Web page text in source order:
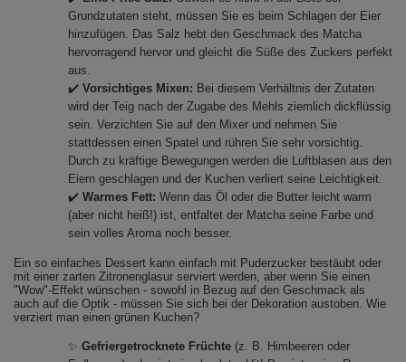
Grundzutaten steht, müssen Sie es beim Schlagen der Eier
hinzufügen. Das Salz hebt den Geschmack des Matcha
hervorragend hervor und gleicht die Süße des Zuckers perfekt
aus.
✔️ Vorsichtiges Mixen: Bei diesem Verhältnis der Zutaten
wird der Teig nach der Zugabe des Mehls ziemlich dickflüssig
sein. Verzichten Sie auf den Mixer und nehmen Sie
stattdessen einen Spatel und rühren Sie sehr vorsichtig.
Durch zu kräftige Bewegungen werden die Luftblasen aus den
Eiern geschlagen und der Kuchen verliert seine Leichtigkeit.
✔️ Warmes Fett: Wenn das Öl oder die Butter leicht warm
(aber nicht heiß!) ist, entfaltet der Matcha seine Farbe und
sein volles Aroma noch besser.
Ein so einfaches Dessert kann einfach mit Puderzucker bestäubt oder
mit einer zarten Zitronenglasur serviert werden, aber wenn Sie einen
"Wow"-Effekt wünschen - sowohl in Bezug auf den Geschmack als
auch auf die Optik - müssen Sie sich bei der Dekoration austoben. Wie
verziert man einen grünen Kuchen?
✨ Gefriergetrocknete Früchte (z. B. Himbeeren oder